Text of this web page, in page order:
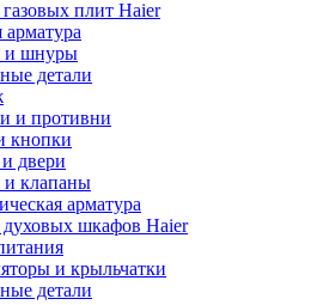
газовых плит Haier
арматура
и шнуры
детали
и противни
кнопки
двери
и клапаны
арматура
духовых шкафов Haier
и крыльчатки
детали